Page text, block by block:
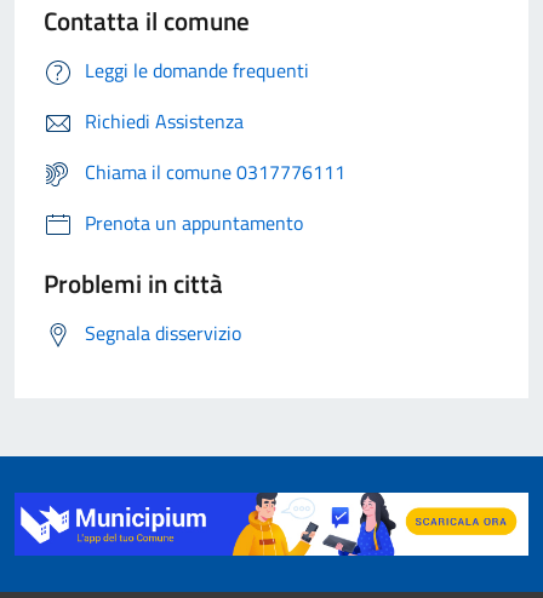
Contatta il comune
Leggi le domande frequenti
Richiedi Assistenza
Chiama il comune 0317776111
Prenota un appuntamento
Problemi in città
Segnala disservizio